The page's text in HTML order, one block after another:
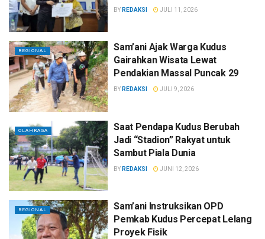
BY REDAKSI JULI 11, 2026
REGIONAL
Sam’ani Ajak Warga Kudus
Gairahkan Wisata Lewat
Pendakian Massal Puncak 29
BY REDAKSI JULI 9, 2026
OLAHRAGA
Saat Pendapa Kudus Berubah
Jadi “Stadion” Rakyat untuk
Sambut Piala Dunia
BY REDAKSI JUNI 12, 2026
REGIONAL
Sam’ani Instruksikan OPD
Pemkab Kudus Percepat Lelang
Proyek Fisik